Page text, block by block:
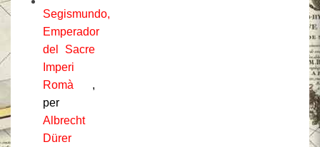
Segismundo,
Emperador
del Sacre
Imperi
Romà ,
per
Albrecht
Dürer